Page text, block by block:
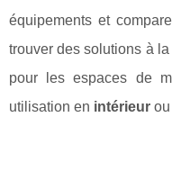
équipements et
trouver des solutions à
pour les espaces de
utilisation en intérieur